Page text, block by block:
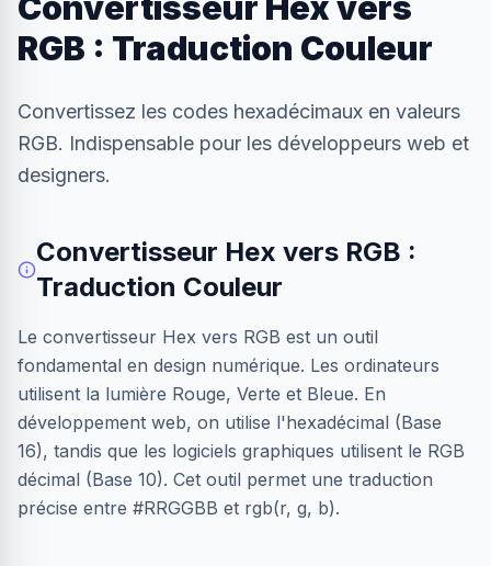
RGB : Traduction Couleur
Convertissez les codes hexadécimaux en valeurs
RGB. Indispensable pour les développeurs web et
designers.
Convertisseur Hex vers RGB :
Traduction Couleur
Le convertisseur Hex vers RGB est un outil
fondamental en design numérique. Les ordinateurs
utilisent la lumière Rouge, Verte et Bleue. En
développement web, on utilise l'hexadécimal (Base
16), tandis que les logiciels graphiques utilisent le RGB
décimal (Base 10). Cet outil permet une traduction
précise entre #RRGGBB et rgb(r, g, b).